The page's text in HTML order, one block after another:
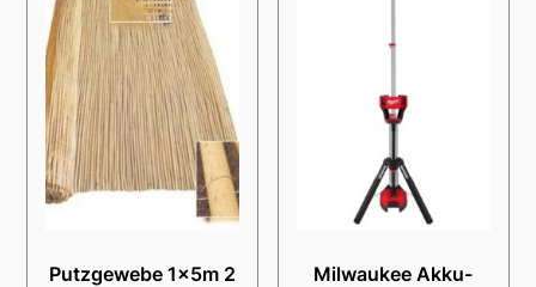
Putzgewebe 1x5m 2
Milwaukee Akku-